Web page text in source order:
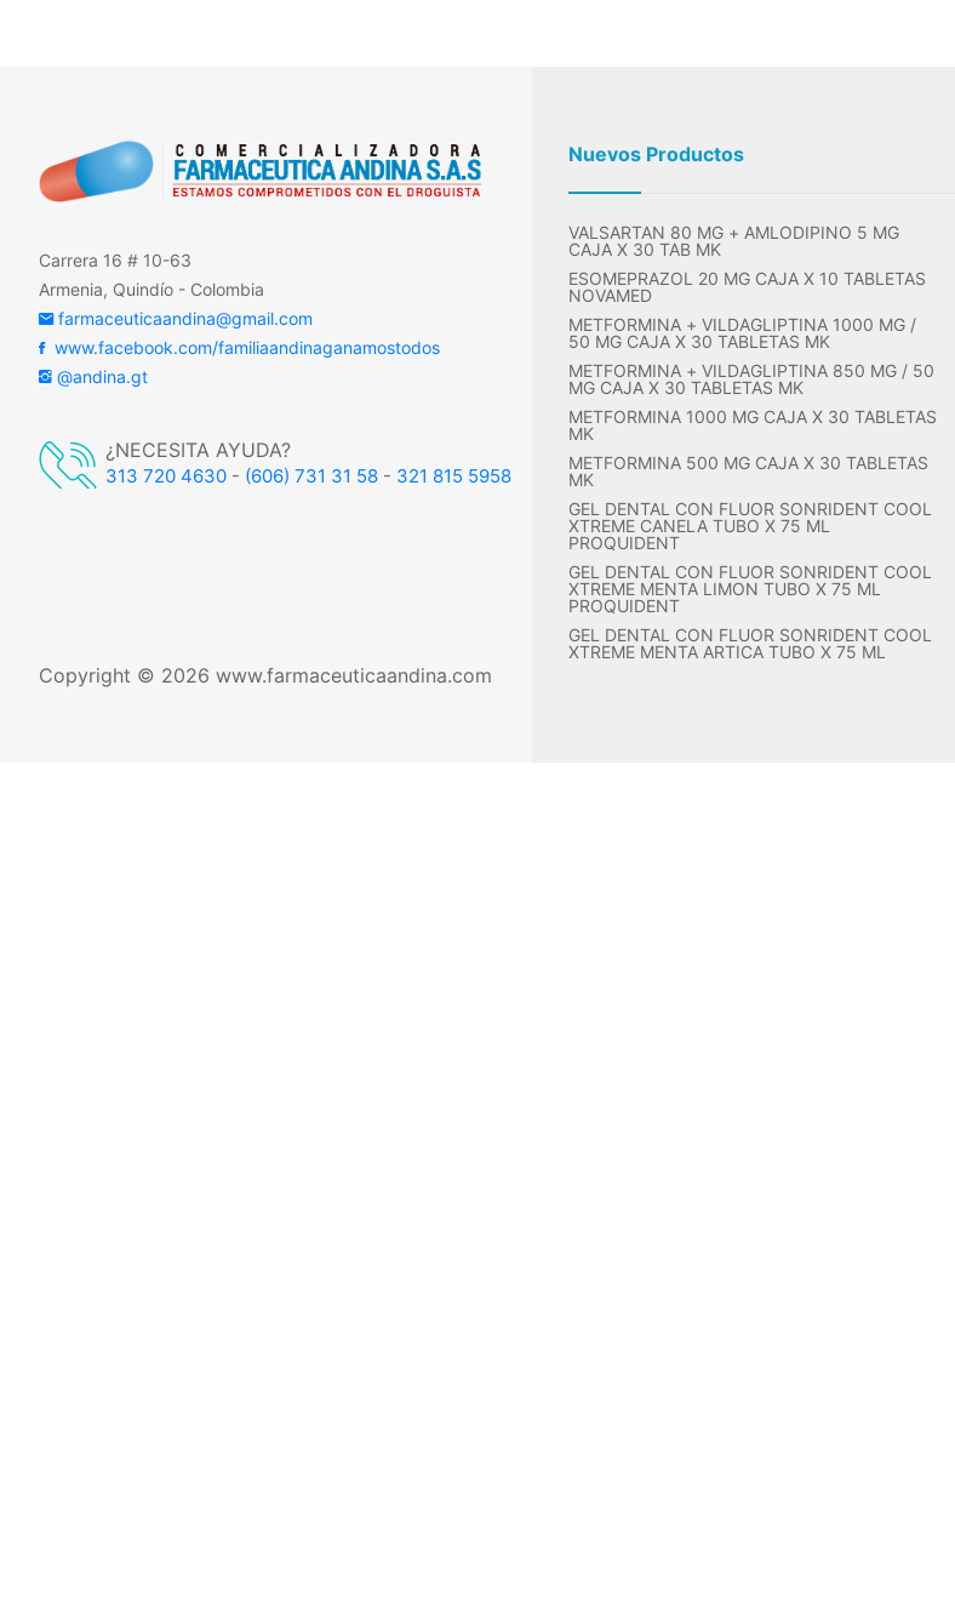
Carrera 16 # 10-63
Armenia, Quindío - Colombia
farmaceuticaandina@gmail.com
www.facebook.com/familiaandinaganamostodos
@andina.gt
¿NECESITA AYUDA?
313 720 4630 - (606) 731 31 58 - 321 815 5958
Nuevos Productos
VALSARTAN 80 MG + AMLODIPINO 5 MG
CAJA X 30 TAB MK
ESOMEPRAZOL 20 MG CAJA X 10 TABLETAS
NOVAMED
METFORMINA + VILDAGLIPTINA 1000 MG /
50 MG CAJA X 30 TABLETAS MK
METFORMINA + VILDAGLIPTINA 850 MG / 50
MG CAJA X 30 TABLETAS MK
METFORMINA 1000 MG CAJA X 30 TABLETAS
MK
METFORMINA 500 MG CAJA X 30 TABLETAS
MK
GEL DENTAL CON FLUOR SONRIDENT COOL
XTREME CANELA TUBO X 75 ML
PROQUIDENT
GEL DENTAL CON FLUOR SONRIDENT COOL
XTREME MENTA LIMON TUBO X 75 ML
PROQUIDENT
GEL DENTAL CON FLUOR SONRIDENT COOL
XTREME MENTA ARTICA TUBO X 75 ML
Copyright © 2026 www.farmaceuticaandina.com